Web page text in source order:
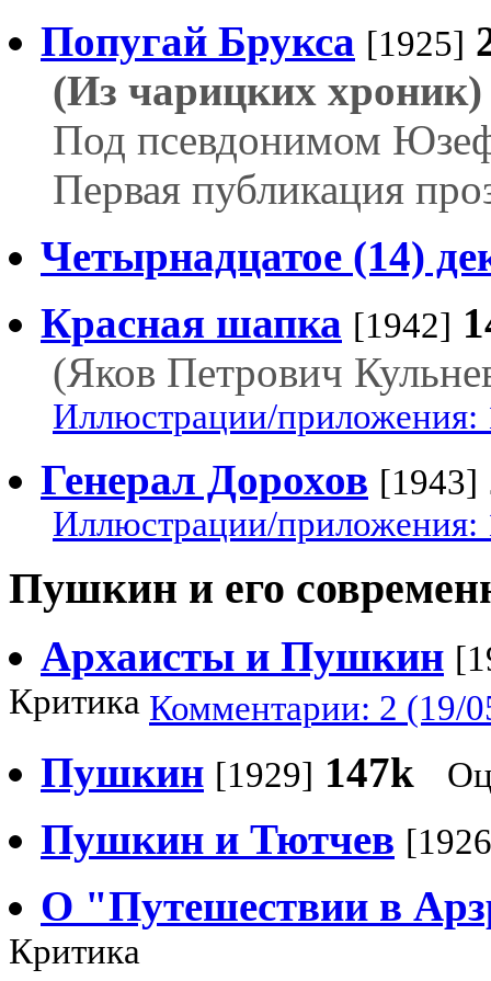
Попугай Брукса [1925]
(Из чарицких хроник)
Под псевдонимом
Первая публикация
Четырнадцатое (14)
Красная шапка [1942]
(Яков Петрович
Иллюстрации/приложения:
Генерал Дорохов [1943]
Иллюстрации/приложения:
Пушкин и его
Архаисты и Пушкин
Критика Комментарии: 2 (19/
Пушкин [1929] 147k
Пушкин и Тютчев
О "Путешествии в
Критика